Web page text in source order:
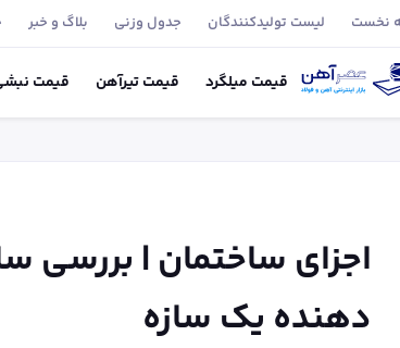
نخست لیست تولید‌کنندگان جدول وزنی بلاگ و خبر
قیمت میلگرد قیمتتیر‌آهن قیمت
اجزای ساختمان | بررسی
دهنده یک سازه